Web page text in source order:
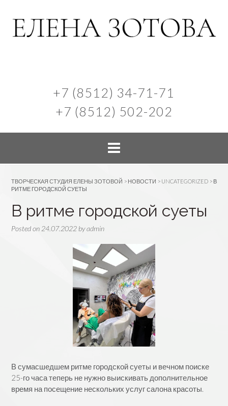
+7 (8512) 34-71-71
+7 (8512) 502-202
ТВОРЧЕСКАЯ СТУДИЯ ЕЛЕНЫ ЗОТОВОЙ > НОВОСТИ > UNCATEGORIZED > В
РИТМЕ ГОРОДСКОЙ СУЕТЫ
В ритме городской суеты
Posted on 24.07.2022 byadmin
В сумасшедшем ритме городской суеты и вечном поиске
25-го часа теперь не нужно выискивать дополнительное
время на посещение нескольких услуг салона красоты.